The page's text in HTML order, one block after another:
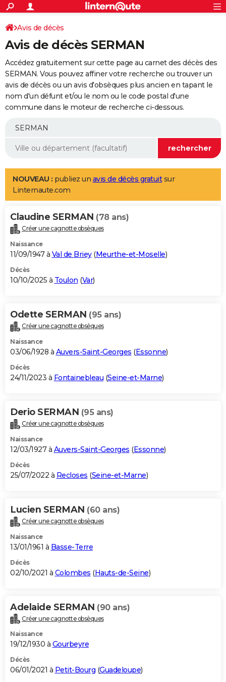
ACTUALITÉS
Politique
Société
Faits Divers
Education
Monde
Villes
+
SPORT
Coupe du monde 2026
Football
Tennis
Cyclisme
Rugby
Forum
Programme TV
TNT
Streaming
Cinéma
Sorties cinéma
Musique
+
FINANCE
Retraite
Epargne
Immobilier
Risques naturels par ville
Banque
Assurance
AUTO
Essais
Réserver un essai
Citadines
Berlines
SUV
Forum auto
+
Mobiles
Meilleur smartphone
Internet
Ordinateurs
Jeux vidéo
Guide high-tech
Aménagement intérieur
LIFESTYLE
Art de vivre
Bien-être
Loisirs
Mode
Modes de vie
Alimentation
Guide de la santé
Maladies
Médicaments
Sommeil
VOYAGE
Destinations
City break
Voyage nature
Voyage de noces
Forum
Climat
+PHOTO
GUIDES D'ACHAT
BONS PLANS
Carte de Noël
Carte Bonne année
Carte Saint-Valentin
Carte Pâques
Carte d'anniversaire
DICTIONNAIRE
Dictionnaire
Biographies
Citations
Expressions
Proverbes
PROGRAMME TV
S'inscrire
Se connecter
Lycées
Collèges
Primaires
Universités
Entreprises
Service militaire
Avis de recherche
AVIS DE DÉCÈS
Bricolage
Lifestyle
Culture
Sport
Auto
Television
Voyage
Cinema
Avis de décès
Avis de décès SERMAN
Accédez gratuitement sur cette page au carnet des décès des
SERMAN. Vous pouvez affiner votre recherche ou trouver un
avis de décès ou un avis d'obsèques plus ancien en tapant le
nom d'un défunt et/ou le nom ou le code postal d'une
commune dans le moteur de recherche ci-dessous.
NOUVEAU : publiez un avis de décès gratuitsur
Linternaute.com
Claudine SERMAN (78 ans)
Créer une cagnotte obsèques
Naissance
11/09/1947 à Val de Briey(Meurthe-et-Moselle)
Décès
10/10/2025 à Toulon (Var)
Odette SERMAN (95 ans)
Créer une cagnotte obsèques
Naissance
03/06/1928 à Auvers-Saint-Georges (Essonne)
Décès
24/11/2023 à Fontainebleau (Seine-et-Marne)
Derio SERMAN (95 ans)
Créer une cagnotte obsèques
Naissance
12/03/1927 à Auvers-Saint-Georges (Essonne)
Décès
25/07/2022 à Recloses (Seine-et-Marne)
Lucien SERMAN (60 ans)
Créer une cagnotte obsèques
Naissance
13/01/1961 à Basse-Terre
Décès
02/10/2021 à Colombes (Hauts-de-Seine)
Adelaide SERMAN (90 ans)
Créer une cagnotte obsèques
Naissance
19/12/1930 à Gourbeyre
Décès
06/01/2021 à Petit-Bourg (Guadeloupe)